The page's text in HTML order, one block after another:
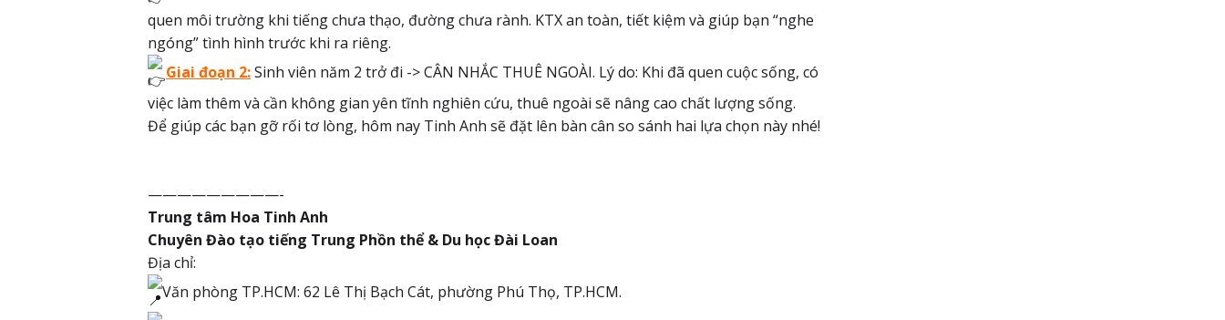
quen môi trường khi tiếng chưa thạo, đường chưa rành. KTX an toàn, tiết kiệm và giúp bạn “nghe
ngóng” tình hình trước khi ra riêng.
Giai đoạn 2:Sinh viên năm 2 trở đi -> CÂN NHẮC THUÊ NGOÀI. Lý do: Khi đã quen cuộc sống, có
việc làm thêm và cần không gian yên tĩnh nghiên cứu, thuê ngoài sẽ nâng cao chất lượng sống.
Để giúp các bạn gỡ rối tơ lòng, hôm nay Tinh Anh sẽ đặt lên bàn cân so sánh hai lựa chọn này nhé!
—————————-
Trung tâm Hoa Tinh Anh
Chuyên Đào tạo tiếng Trung Phồn thể & Du học Đài Loan
Địa chỉ:
Văn phòng TP.HCM: 62 Lê Thị Bạch Cát, phường Phú Thọ, TP.HCM.